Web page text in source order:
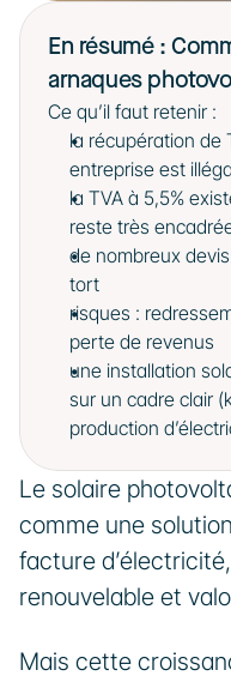
En résumé :
arnaques
Ce qu’il faut retenir :
la récupération de
entreprise est
la TVA à 5,5%
reste très
de nombreux
tort
risques :
perte de revenus
une installation
sur un cadre clair
production
Le solaire
comme une
facture
renouvelable et
Mais cette